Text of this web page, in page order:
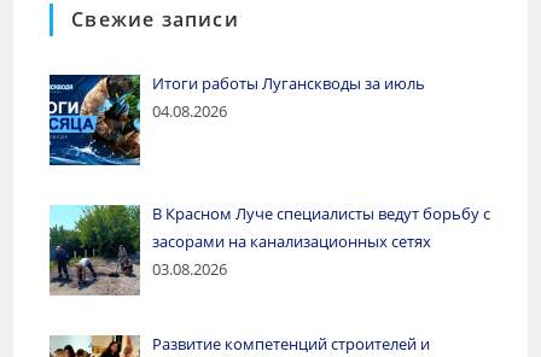
Свежие записи
Итоги работы Луганскводы за июль
04.08.2026
В Красном Луче специалисты ведут борьбу с
засорами на канализационных сетях
03.08.2026
Развитие компетенций строителей и